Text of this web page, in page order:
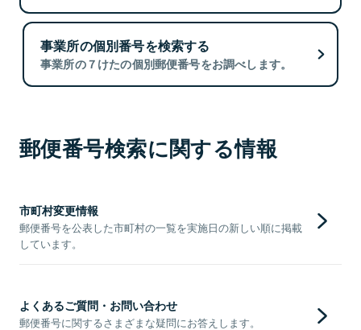
事業所の個別番号を検索する
事業所の７けたの個別郵便番号をお調べします。
郵便番号検索に関する情報
市町村変更情報
郵便番号を公表した市町村の一覧を実施日の新しい順に掲載
しています。
よくあるご質問・お問い合わせ
郵便番号に関するさまざまな疑問にお答えします。